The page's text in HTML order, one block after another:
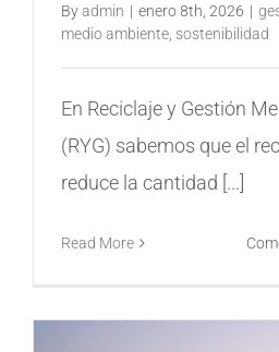
Byadmin | enero 8th, 2026 |
medio ambiente sostenibilidad
En Reciclaje y Gestión
(RYG) sabemos que el
reduce la cantidad [...]
Read More